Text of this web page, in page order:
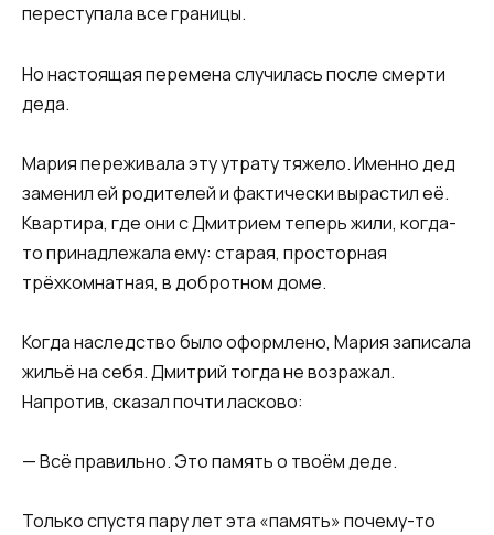
переступала все границы.
Но настоящая перемена случилась после смерти
деда.
Мария переживала эту утрату тяжело. Именно дед
заменил ей родителей и фактически вырастил её.
Квартира, где они с Дмитрием теперь жили, когда-
то принадлежала ему: старая, просторная
трёхкомнатная, в добротном доме.
Когда наследство было оформлено, Мария записала
жильё на себя. Дмитрий тогда не возражал.
Напротив, сказал почти ласково:
— Всё правильно. Это память о твоём деде.
Только спустя пару лет эта «память» почему-то